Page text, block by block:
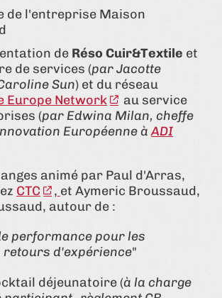
de l'entreprise Maison
de Réso Cuir&Textile et
de services (par Jacotte
Sun) et du réseau
Europe Network
au service
(par Edwina Milan, cheffe
Européenne àADI
animé par Paul d'Arras,
CTC , et Aymeric Broussaud,
autour de :
performance pour les
d'expérience"
déjeunatoire (à la charge